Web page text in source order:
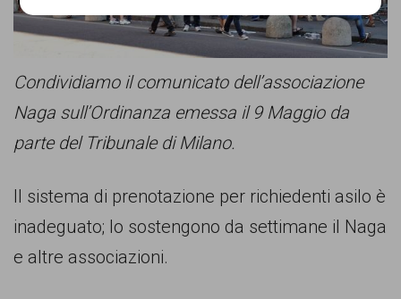
fenomeno
razzismo
curato
da
collaborazione
con
Condividiamo il comunicato dell’associazione
Naga sull’Ordinanza emessa il 9 Maggio da
parte del Tribunale di Milano.
Il sistema di prenotazione per richiedenti asilo è
inadeguato; lo sostengono da settimane il Naga
e altre associazioni.